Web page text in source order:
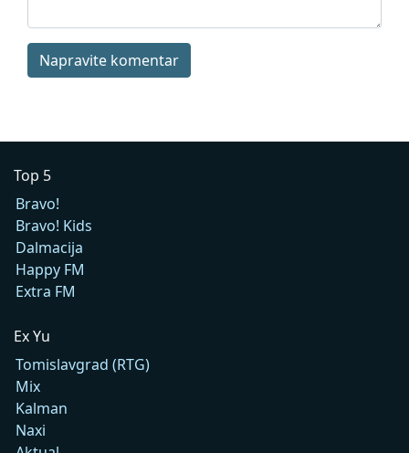
Napravite komentar
Top 5
Bravo!
Bravo! Kids
Dalmacija
Happy FM
Extra FM
Ex Yu
Tomislavgrad (RTG)
Mix
Kalman
Naxi